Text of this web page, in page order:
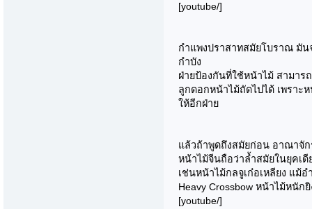
[youtube/]
กำแพงปราสาทสมัยโบราณ มัน
กำบัง
ฝ่ายป้องกันที่ใช้หน้าไม้ สามาร
ลูกดอกหน้าไม้ถัดไปได้ เพราะ
ให้อีกฝ่าย
แล้วถ้าพูดถึงสมัยก่อน อาณาจั
หน้าไม้จีนถือว่าล้ำสมัยในยุคเ
เช่นหน้าไม้กลจูเก๋อเหลียง แม้
Heavy Crossbow หน้าไม้หนัก
[youtube/]